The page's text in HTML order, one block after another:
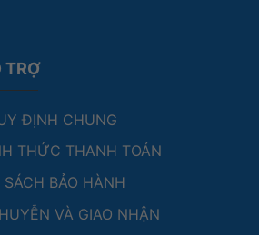
TRỢ
ĐỊNH CHUNG
THỨC THANH TOÁN
BẢO HÀNH
VÀ GIAO NHẬN